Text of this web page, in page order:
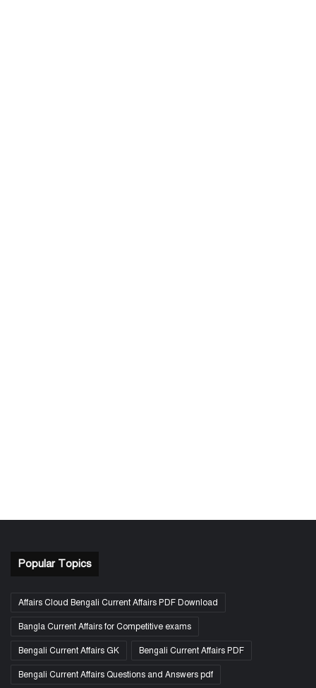
Popular Topics
Affairs Cloud Bengali Current Affairs PDF Download
Bangla Current Affairs for Competitive exams
Bengali Current Affairs GK Bengali Current Affairs PDF
Bengali Current Affairs Questions and Answers pdf